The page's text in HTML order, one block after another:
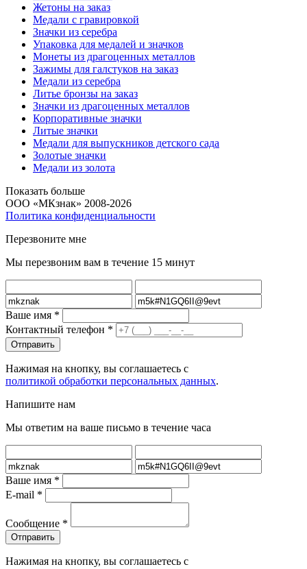
Жетоны на заказ
Медали с гравировкой
Значки из серебра
Упаковка для медалей и значков
Монеты из драгоценных металлов
Зажимы для галстуков на заказ
Медали из серебра
Литье бронзы на заказ
Значки из драгоценных металлов
Корпоративные значки
Литые значки
Медали для выпускников детского сада
Золотые значки
Медали из золота
Показать больше
ООО «МКзнак» 2008-2026
Политика конфиденциальности
Перезвоните мне
Мы перезвоним вам в течение 15 минут
Ваше имя *
Контактный телефон *
Нажимая на кнопку, вы соглашаетесь с
политикой обработки персональных данных.
Напишите нам
Мы ответим на ваше письмо в течение часа
Ваше имя *
E-mail *
Сообщение *
Нажимая на кнопку, вы соглашаетесь с